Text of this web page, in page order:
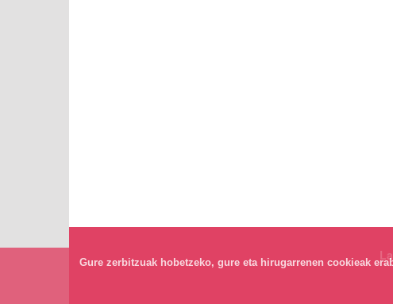
Gure zerbitzuak hobetzeko, gure eta hirugarrenen cookieak